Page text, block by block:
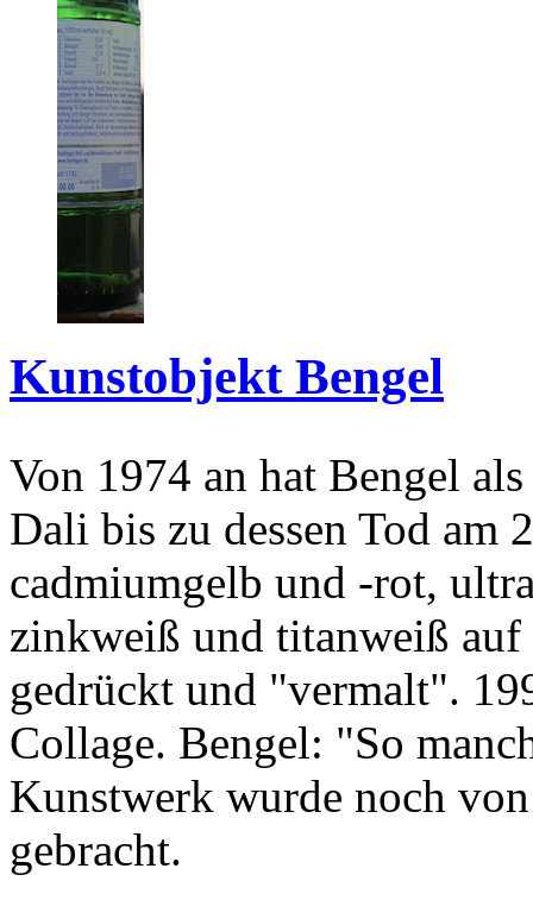
Kunstobjekt Bengel
Von 1974 an hat Bengel
Dali bis zu dessen Tod am
cadmiumgelb und -rot,
zinkweiß und titanweiß
gedrückt und "vermalt".
Collage. Bengel: "So
Kunstwerk wurde noch
gebracht.